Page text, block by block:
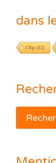
dans
Clip (12)